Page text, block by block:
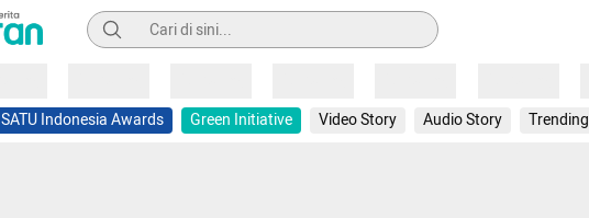
Pencarian
SATU Indonesia Awards Green Initiative Video Story Audio Story Trending